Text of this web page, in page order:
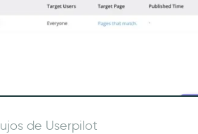
de Userpilot